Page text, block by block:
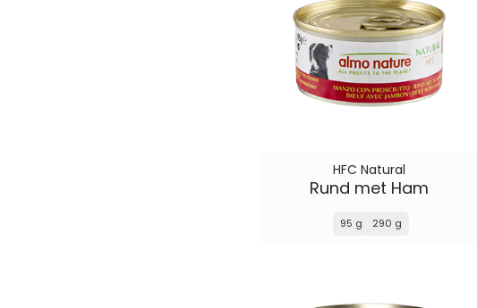
HFC Natural
Rund met Ham
95 g 290 g